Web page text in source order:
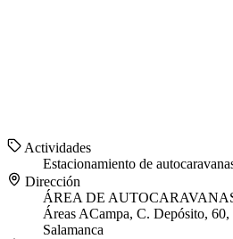
Actividades
Estacionamiento de
Dirección
ÁREA DE
Áreas ACampa, C. Depósito,
Salamanca